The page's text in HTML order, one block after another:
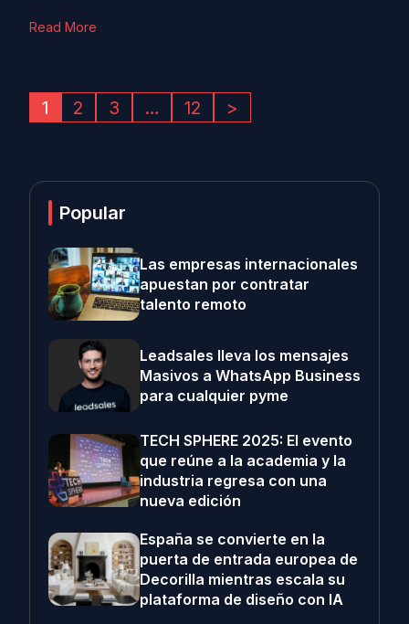
Read More
1 2 3 … 12 >
Popular
Las empresas internacionales
apuestan por contratar
talento remoto
Leadsales lleva los mensajes
Masivos a WhatsApp Business
para cualquier pyme
TECH SPHERE 2025: El evento
que reúne a la academia y la
industria regresa con una
nueva edición
España se convierte en la
puerta de entrada europea de
Decorilla mientras escala su
plataforma de diseño con IA